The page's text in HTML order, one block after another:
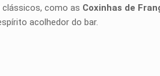
como as Coxinhas de
acolhedor do bar.